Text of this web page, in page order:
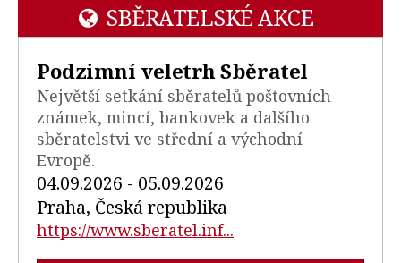
SBĚRATELSKÉ AKCE
Podzimní veletrh Sběratel
Největší setkání sběratelů poštovních
známek, mincí, bankovek a dalšího
sběratelstvi ve střední a východní
Evropě.
04.09.2026 - 05.09.2026
Praha, Česká republika
https://www.sberatel.inf...